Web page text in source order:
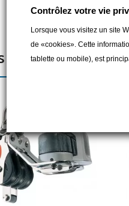
la même
Contrôlez votre vie
Lorsque vous visitez un site
de «cookies». Cette
tablette ou mobile), est